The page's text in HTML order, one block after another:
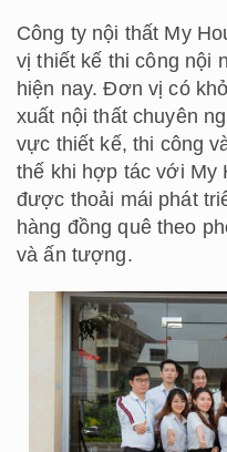
Công ty nội thất My
vị thiết kế thi công nội
hiện nay. Đơn vị có
xuất nội thất chuyên
vực thiết kế, thi công
thế khi hợp tác với My
được thoải mái phát
hàng đồng quê theo
và ấn tượng.